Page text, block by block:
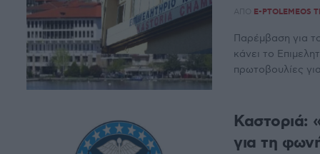
ΑΠΌ E-PTOLEMEOS
Παρέμβαση για
κάνει το
πρωτοβουλίες
Καστοριά:
για τη